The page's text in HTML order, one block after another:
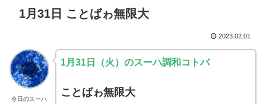
1月31日 ことばゎ無限大
2023.02.01
今日のスーハ
1月31日（火）のスーハ調和コトバ
ことばゎ無限大